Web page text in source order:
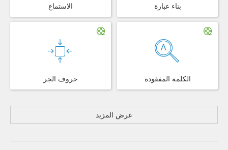
الاستماع بناء عبارة
حروف الجر الكلمة المفقودة
عرض المزيد